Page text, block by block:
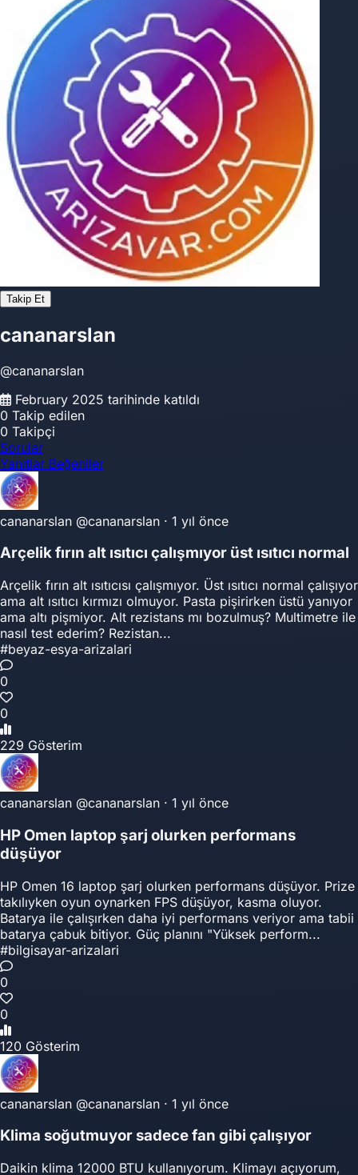
Takip Et
cananarslan
@cananarslan
February 2025 tarihinde katıldı
0 Takip edilen
0 Takipçi
Sorular
Yanıtlar Beğeniler
cananarslan @cananarslan · 1 yıl önce
Arçelik fırın alt ısıtıcı çalışmıyor üst ısıtıcı normal
Arçelik fırın alt ısıtıcısı çalışmıyor. Üst ısıtıcı normal çalışıyor
ama alt ısıtıcı kırmızı olmuyor. Pasta pişirirken üstü yanıyor
ama altı pişmiyor. Alt rezistans mı bozulmuş? Multimetre ile
nasıl test ederim? Rezistan...
#beyaz-esya-arizalari
0
0
229 Gösterim
cananarslan @cananarslan · 1 yıl önce
HP Omen laptop şarj olurken performans
düşüyor
HP Omen 16 laptop şarj olurken performans düşüyor. Prize
takılıyken oyun oynarken FPS düşüyor, kasma oluyor.
Batarya ile çalışırken daha iyi performans veriyor ama tabii
batarya çabuk bitiyor. Güç planını "Yüksek perform...
#bilgisayar-arizalari
0
0
120 Gösterim
cananarslan @cananarslan · 1 yıl önce
Klima soğutmuyor sadece fan gibi çalışıyor
Daikin klima 12000 BTU kullanıyorum. Klimayı açıyorum,